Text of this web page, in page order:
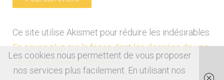
Ce site utilise Akismet pour réduire les indésirables.
En savoir plus sur la façon dont les données de vos
commentaires sont traitées
Les cookies nous permettent de vous proposer
nos services plus facilement. En utilisant nos